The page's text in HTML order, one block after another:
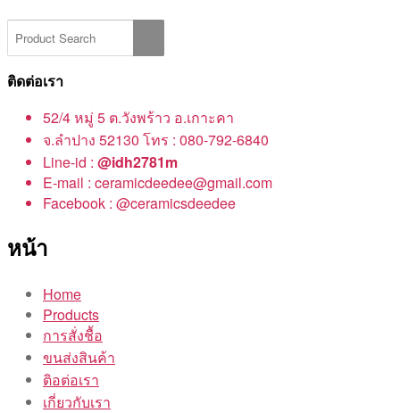
ติดต่อเรา
52/4 หมู่ 5 ต.วังพร้าว อ.เกาะคา
จ.ลำปาง 52130 โทร : 080-792-6840
Line-id : @idh2781m
E-mail : ceramicdeedee@gmail.com
Facebook : @ceramicsdeedee
หน้า
Home
Products
การสั่งชื้อ
ขนส่งสินค้า
ติอต่อเรา
เกี่ยวกับเรา